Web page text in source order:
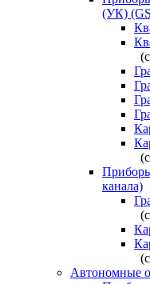
(УК)
канала)
Автономные